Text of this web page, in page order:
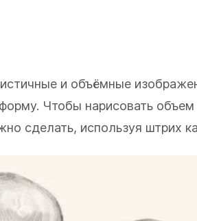
и объёмные
Чтобы нарисовать
сделать, используя штрих